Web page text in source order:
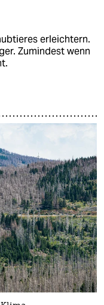
erleichtern.
Zumindest wenn